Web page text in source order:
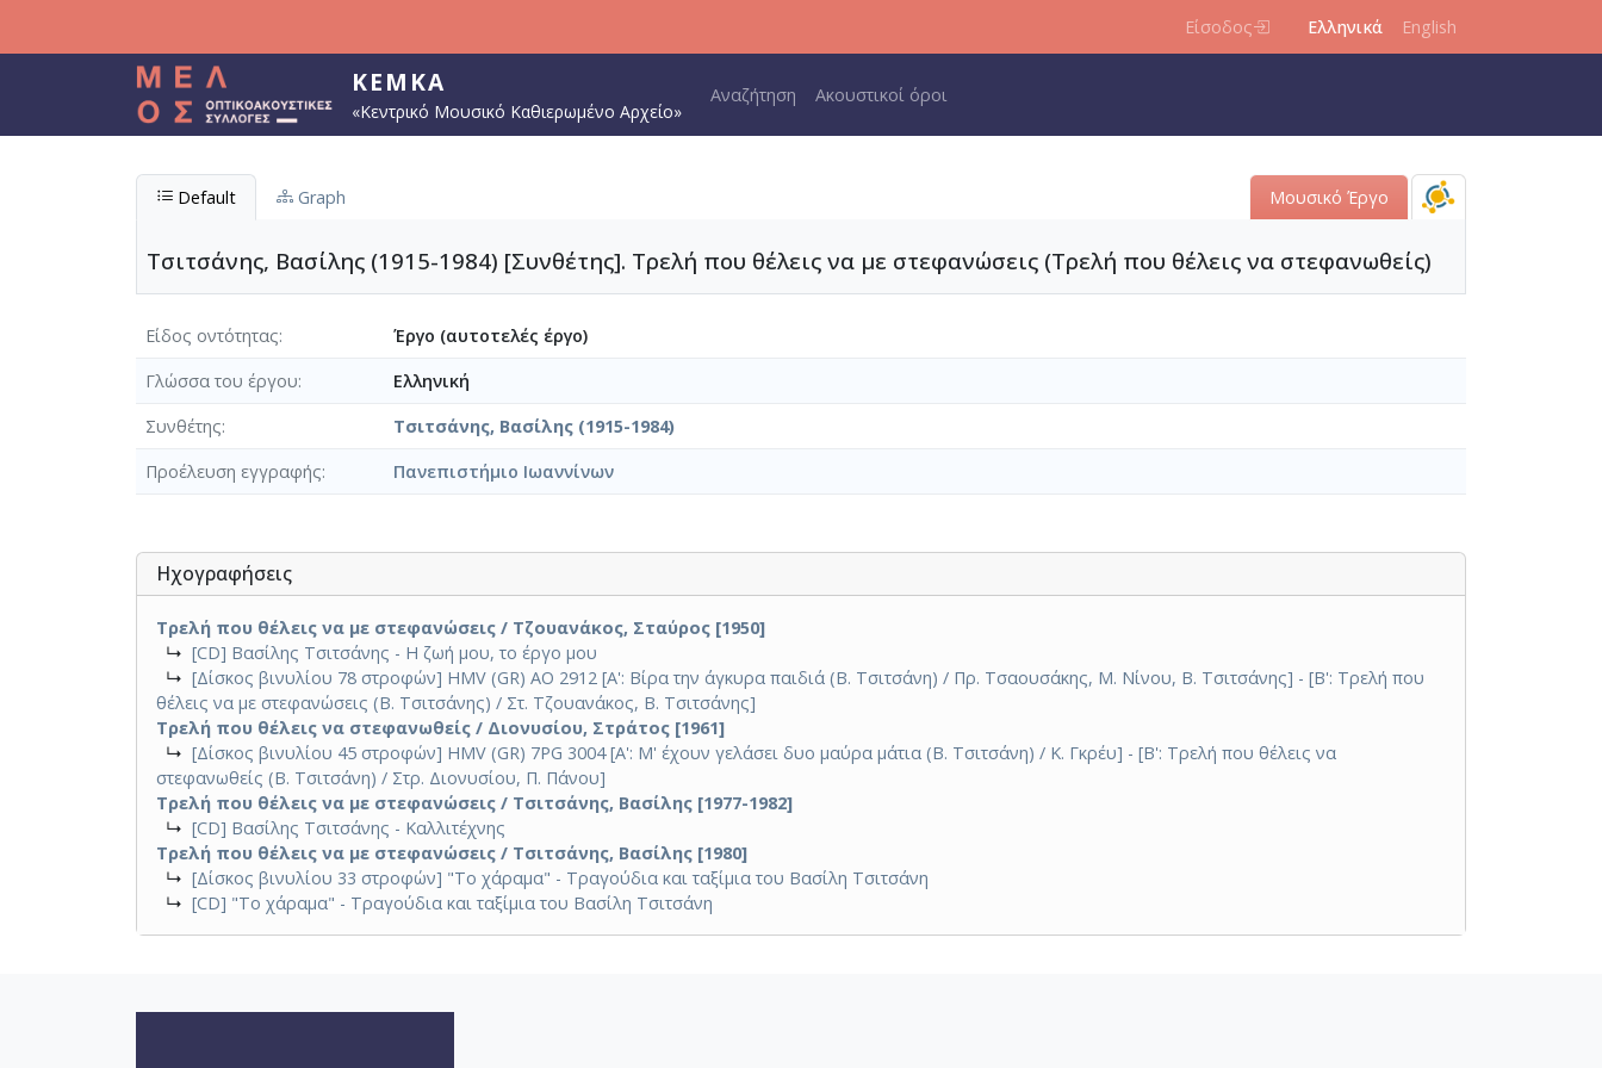
Είσοδος Ελληνικά English
ΚΕΜΚΑ
«Κεντρικό Μουσικό Καθιερωμένο Αρχείο»
Main navigation
Αναζήτηση Ακουστικοί όροι
Default Graph Μουσικό Έργο
Τσιτσάνης, Βασίλης (1915-1984) [Συνθέτης]. Τρελή που θέλεις να με στεφανώσεις (Τρελή που θέλεις να στεφανωθείς)
Είδος οντότητας
Έργο (αυτοτελές έργο)
Γλώσσα του έργου
Ελληνική
Συνθέτης
Τσιτσάνης, Βασίλης (1915-1984)
Προέλευση εγγραφής
Πανεπιστήμιο Ιωαννίνων
Ηχογραφήσεις
Τρελή που θέλεις να με στεφανώσεις / Τζουανάκος, Σταύρος [1950]
↳ [CD] Βασίλης Τσιτσάνης - Η ζωή μου, το έργο μου
↳ [Δίσκος βινυλίου 78 στροφών] HMV (GR) AO 2912 [Α': Βίρα την άγκυρα παιδιά (Β. Τσιτσάνη) / Πρ. Τσαουσάκης, Μ. Νίνου, Β. Τσιτσάνης] - [Β': Τρελή που
θέλεις να με στεφανώσεις (Β. Τσιτσάνης) / Στ. Τζουανάκος, Β. Τσιτσάνης]
Τρελή που θέλεις να στεφανωθείς / Διονυσίου, Στράτος [1961]
↳ [Δίσκος βινυλίου 45 στροφών] HMV (GR) 7PG 3004 [Α': Μ' έχουν γελάσει δυο μαύρα μάτια (Β. Τσιτσάνη) / Κ. Γκρέυ] - [Β': Τρελή που θέλεις να
στεφανωθείς (Β. Τσιτσάνη) / Στρ. Διονυσίου, Π. Πάνου]
Τρελή που θέλεις να με στεφανώσεις / Τσιτσάνης, Βασίλης [1977-1982]
↳ [CD] Βασίλης Τσιτσάνης - Καλλιτέχνης
Τρελή που θέλεις να με στεφανώσεις / Τσιτσάνης, Βασίλης [1980]
↳ [Δίσκος βινυλίου 33 στροφών] "Το χάραμα" - Τραγούδια και ταξίμια του Βασίλη Τσιτσάνη
↳ [CD] "Το χάραμα" - Τραγούδια και ταξίμια του Βασίλη Τσιτσάνη